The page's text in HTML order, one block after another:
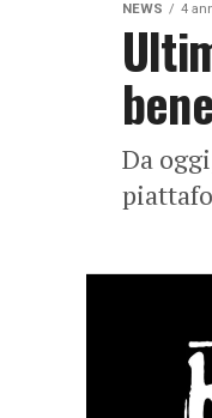
NEWS 4
Da